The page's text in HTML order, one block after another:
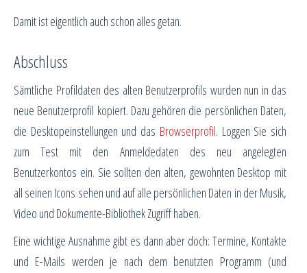
Damit ist eigentlich auch schon alles getan.
Abschluss
Sämtliche Profildaten des alten Benutzerprofils wurden nun in das
neue Benutzerprofil kopiert. Dazu gehören die persönlichen Daten,
die Desktopeinstellungen und das Browserprofil. Loggen Sie sich
zum Test mit den Anmeldedaten des neu angelegten
Benutzerkontos ein. Sie sollten den alten, gewohnten Desktop mit
all seinen Icons sehen und auf alle persönlichen Daten in der Musik,
Video und Dokumente-Bibliothek Zugriff haben.
Eine wichtige Ausnahme gibt es dann aber doch: Termine, Kontakte
und E-Mails werden je nach dem benutzten Programm (und